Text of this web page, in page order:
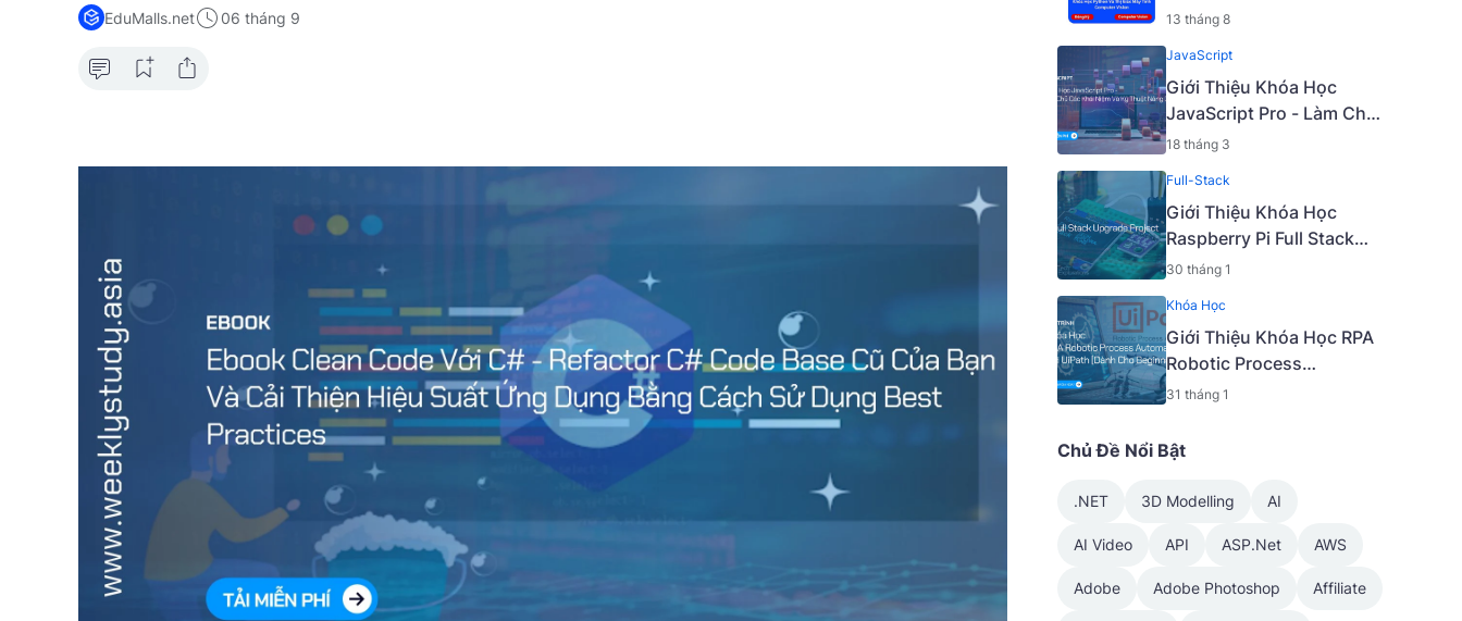
EduMalls.net 06 tháng 9 13 tháng 8
JavaScript
Giới Thiệu Khóa Học
JavaScript Pro - Làm Chủ
Các Khái Niệm Và Kỹ
6919 A]
18 tháng 3
Full-Stack
Giới Thiệu Khóa Học
Raspberry Pi Full Stack
Upgrade Project [Mã -
30 tháng 1
Khóa Học
Giới Thiệu Khóa Học RPA
Robotic Process
Automation Với UiPath
- 7650 A]
31 tháng 1
Chủ Đề Nổi Bật
.NET 3D Modelling AI
AI Video API ASP.Net AWS
Adobe Adobe Photoshop Affiliate